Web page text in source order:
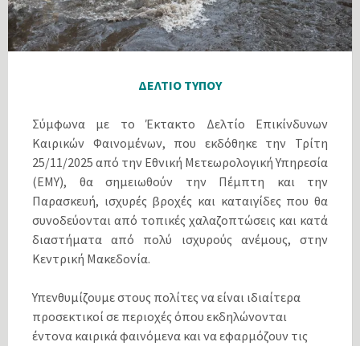
ΔΕΛΤΙΟ ΤΥΠΟΥ
Σύμφωνα με το Έκτακτο Δελτίο Επικίνδυνων
Καιρικών Φαινομένων, που εκδόθηκε την Τρίτη
25/11/2025 από την Εθνική Μετεωρολογική Υπηρεσία
(ΕΜΥ), θα σημειωθούν την Πέμπτη και την
Παρασκευή, ισχυρές βροχές και καταιγίδες που θα
συνοδεύονται από τοπικές χαλαζοπτώσεις και κατά
διαστήματα από πολύ ισχυρούς ανέμους, στην
Κεντρική Μακεδονία.
Υπενθυμίζουμε στους πολίτες να είναι ιδιαίτερα
προσεκτικοί σε περιοχές όπου εκδηλώνονται
έντονα καιρικά φαινόμενα και να εφαρμόζουν τις